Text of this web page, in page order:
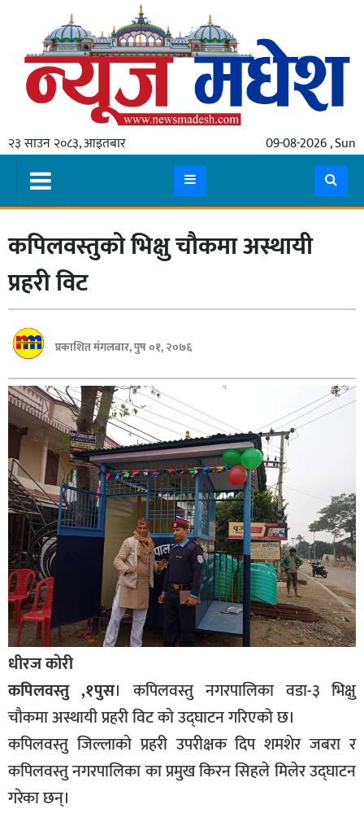
२३ साउन २०८३, आइतबार 09-08-2026 , Sun
गृहपृष्ठ
स्थानीय
प्रदेश
मधेश
प्रदेश
लुम्बिनी
गण्डकी
बागमती
कर्णाली
सुदूरपश्चिम
मधेश
विशेष
राजनीति
प्रमुख
समाचार
राष्ट्रिय
अन्तराष्ट्रिय
अन्तरबार्ता
अर्थ
खेलकुद
मनोरञ्जन
कपिलवस्तुकाे भिक्षु चाैकमा अस्थायी
प्रहरी विट
प्रकाशित मंगलबार, पुष ०१, २०७६
धीरज काेरी
कपिलवस्तु ,१पुस। कपिलवस्तु नगरपालिका वडा-३ भिक्षु
चाैकमा अस्थायी प्रहरी विट काे उद्घाटन गरिएको छ।
कपिलवस्तु जिल्लाकाे प्रहरी उपरीक्षक दिप शमशेर जबरा र
कपिलवस्तु नगरपालिका का प्रमुख किरन सिहले मिलेर उद्घाटन
गरेका छन्।